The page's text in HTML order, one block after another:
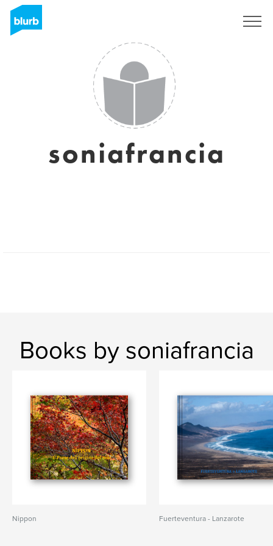
soniafrancia
Books by soniafrancia
Nippon Fuerteventura - Lanzarote